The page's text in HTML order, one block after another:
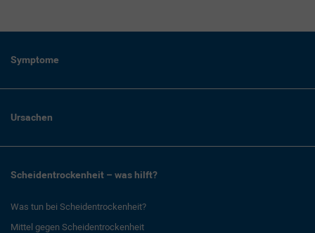
Symptome
Ursachen
Scheidentrockenheit – was hilft?
Was tun bei Scheidentrockenheit?
Mittel gegen Scheidentrockenheit